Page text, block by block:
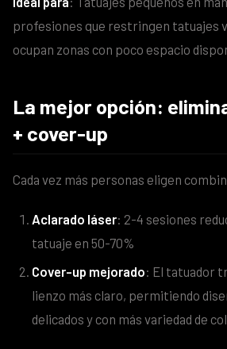
profesiones que restringen tatuajes
ocupan zonas con poco espacio
La mejor opción:
+ cover-up
Cada vez más personas eligen
Aclarado láser: 2-4 sesiones
tatuaje en 50-70%
Cover-up mejorado: El tatuador
lienzo más claro, permitiendo
delicados y con más variedad de